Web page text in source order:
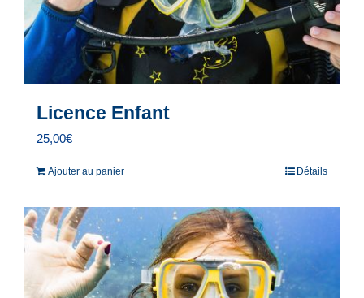
Licence Enfant
25,00€
Ajouter au panier Détails